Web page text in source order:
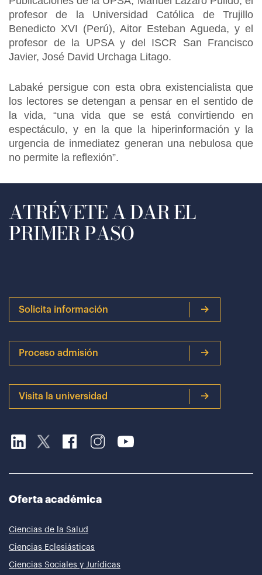
profesor de la Universidad Católica de Trujillo
Benedicto XVI (Perú), Aitor Esteban Agueda, y el
profesor de la UPSA y del ISCR San Francisco
Javier, José David Urchaga Litago.
Labaké persigue con esta obra existencialista que
los lectores se detengan a pensar en el sentido de
la vida, “una vida que se está convirtiendo en
espectáculo, y en la que la hiperinformación y la
urgencia de inmediatez generan una nebulosa que
no permite la reflexión”.
ATRÉVETE A DAR EL
PRIMER PASO
Solicita información
Proceso admisión
Visita la universidad
Oferta académica
Ciencias de la Salud
Ciencias Eclesiásticas
Ciencias Sociales y Jurídicas